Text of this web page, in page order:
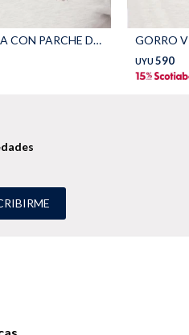
GORRO VISER DE LONA CON PARCHE DE GOMA - Azul
UYU 590